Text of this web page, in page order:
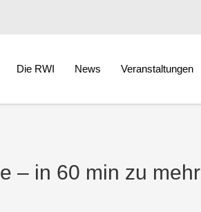
Die RWI News Veranstaltungen
– in 60 min zu mehr